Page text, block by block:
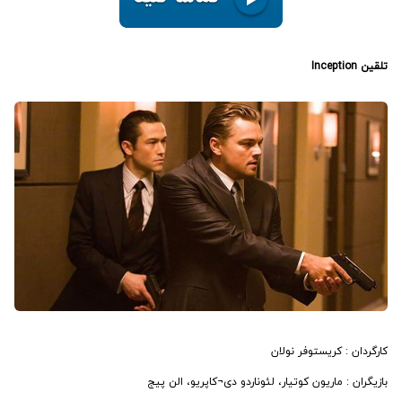
تلقین Inception
کارگردان : کریستوفر نولان
بازیگران : ماریون کوتیار، لئوناردو دی¬کاپریو، الن پیج